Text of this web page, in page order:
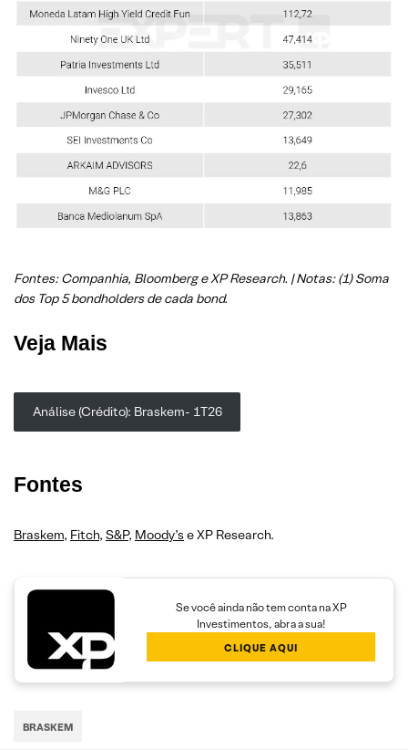
Fontes: Companhia, Bloomberg e XP Research. | Notas: (1) Soma
dos Top 5 bondholders de cada bond.
Veja Mais
Análise (Crédito): Braskem- 1T26
Fontes
Braskem, Fitch, S&P, Moody’s e XP Research.
Se você ainda não tem conta na XP
Investimentos, abra a sua!
CLIQUE AQUI
BRASKEM